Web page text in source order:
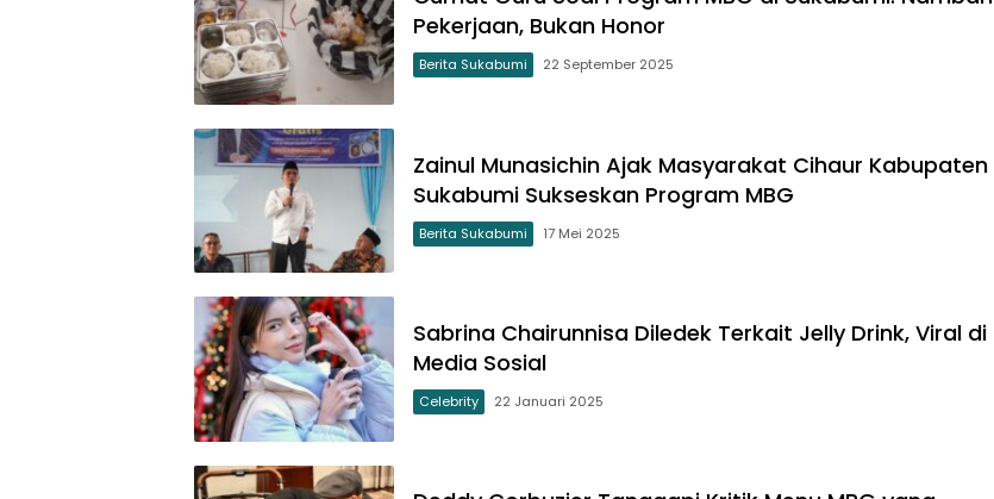
Pekerjaan, Bukan Honor
Berita Sukabumi 22 September 2025
Zainul Munasichin Ajak Masyarakat Cihaur Kabupaten
Sukabumi Sukseskan Program MBG
Berita Sukabumi 17 Mei 2025
Sabrina Chairunnisa Diledek Terkait Jelly Drink, Viral di
Media Sosial
Celebrity 22 Januari 2025